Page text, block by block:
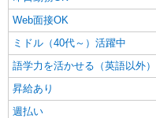
Web面接OK
ミドル（40代～）活躍中
語学力を活かせる（英語以外）
昇給あり
週払い